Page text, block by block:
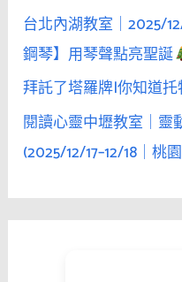
台北內湖教室｜2025/
鋼琴】用琴聲點亮聖誕
拜託了塔羅牌|你知道
閱讀心靈中壢教室｜靈
(2025/12/17–12/18｜桃